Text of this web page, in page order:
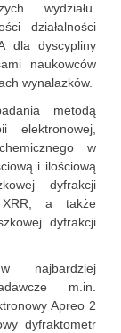
wydziału.
działalności
dla dyscypliny
naukowców
wynalazków.
metodą
elektronowej,
w
i ilościową
dyfrakcji
XRR, a także
dyfrakcji
najbardziej
m.in.
Apreo 2
dyfraktometr